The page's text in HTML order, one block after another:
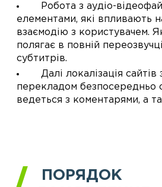
Робота з аудіо-
елементами, які впливають
взаємодію з користувачем.
полягає в повній
субтитрів.
Далі локалізація сайтів
перекладом безпосередньо
ведеться з коментарями, а
ПОРЯДОК